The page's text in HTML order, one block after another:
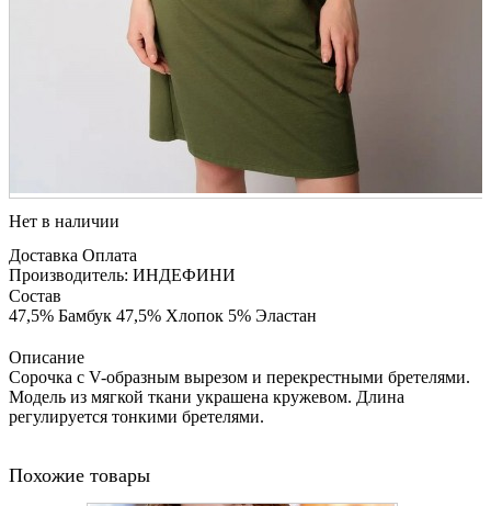
Нет в наличии
Доставка Оплата
Производитель: ИНДЕФИНИ
Состав
47,5% Бамбук 47,5% Хлопок 5% Эластан
Описание
Сорочка с V-образным вырезом и перекрестными бретелями.
Модель из мягкой ткани украшена кружевом. Длина
регулируется тонкими бретелями.
Похожие товары